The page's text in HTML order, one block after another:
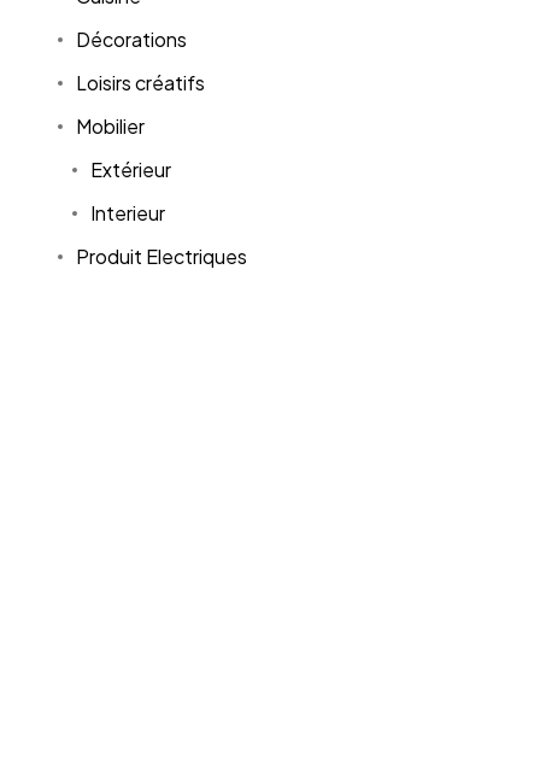
Décorations
Loisirs créatifs
Mobilier
Extérieur
Interieur
Produit Electriques